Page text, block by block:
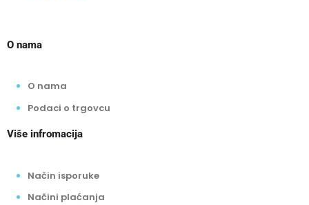
O nama
O nama
Podaci o trgovcu
Više infromacija
Način isporuke
Načini plaćanja